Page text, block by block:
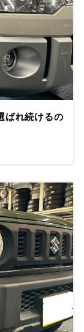
ばれ続けるの